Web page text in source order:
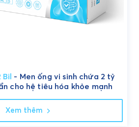
Bil - Men ống vi sinh chứa 2 tỷ
cho hệ tiêu hóa khỏe mạnh
Xem thêm